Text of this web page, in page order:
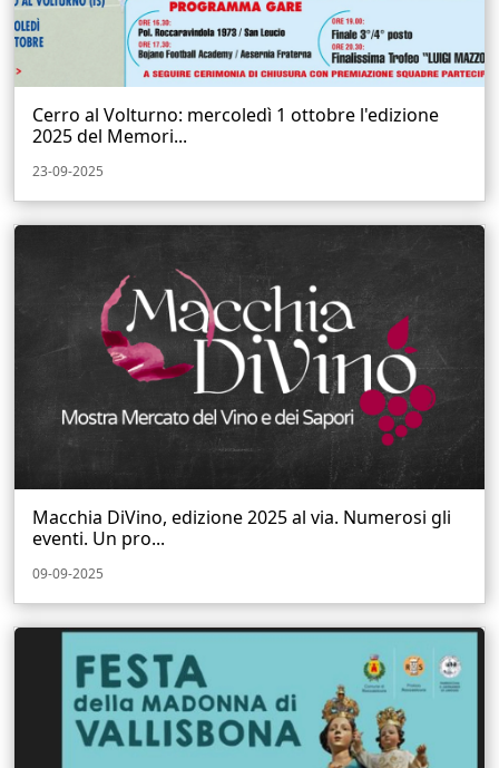
Cerro al Volturno: mercoledì 1 ottobre l'edizione
2025 del Memori...
23-09-2025
Macchia DiVino, edizione 2025 al via. Numerosi gli
eventi. Un pro...
09-09-2025